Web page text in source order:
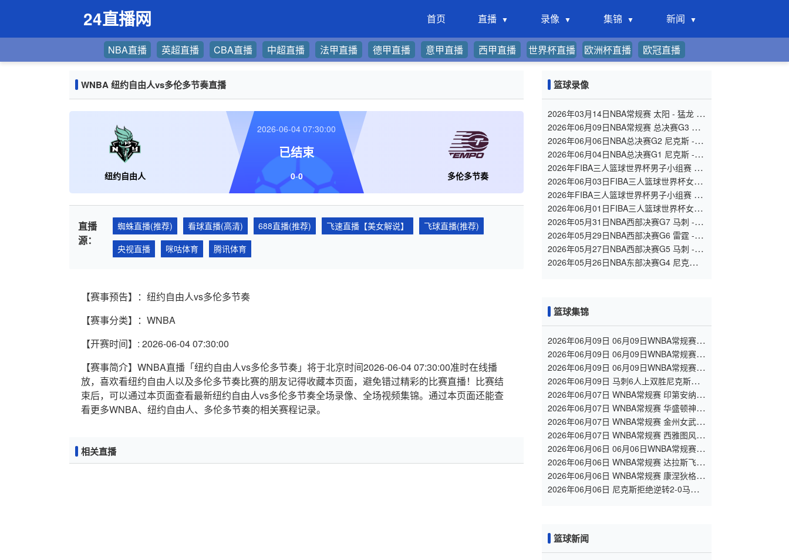
24直播网 首页 直播 录像 集锦 新闻
NBA直播 英超直播 CBA直播 中超直播 法甲直播 德甲直播 意甲直播 西甲直播 世界杯直播 欧洲杯直播 欧冠直播
WNBA 纽约自由人vs多伦多节奏直播
纽约自由人 多伦多节奏
2026-06-04 07:30:00
已结束
0-0
直播
源：
蜘蛛直播(推荐) 看球直播(高清) 688直播(推荐) 飞速直播【美女解说】
飞球直播(推荐)
央视直播
咪咕体育 腾讯体育
【赛事预告】：纽约自由人vs多伦多节奏
【赛事分类】：WNBA
【开赛时间】: 2026-06-04 07:30:00
【赛事简介】WNBA直播「纽约自由人vs多伦多节奏」将于北京时间2026-06-04 07:30:00准时在线播
放，喜欢看纽约自由人以及多伦多节奏比赛的朋友记得收藏本页面，避免错过精彩的比赛直播！比赛结
束后，可以通过本页面查看最新纽约自由人vs多伦多节奏全场录像、全场视频集锦。通过本页面还能查
看更多WNBA、纽约自由人、多伦多节奏的相关赛程记录。
相关直播
篮球录像
2026年03月14日NBA常规赛 太阳 - 猛龙 全
场录像
2026年06月09日NBA常规赛 总决赛G3 马
刺 - 尼克斯 全场录像
2026年06月06日NBA总决赛G2 尼克斯 - 马
刺 全场录像
2026年06月04日NBA总决赛G1 尼克斯 - 马
刺 全场录像
2026年FIBA三人篮球世界杯男子小组赛 德
国三人篮球队 - 中国三人篮球队 全场录像
2026年06月03日FIBA三人篮球世界杯女子
小组赛 菲律宾 - 中国 录像
2026年FIBA三人篮球世界杯男子小组赛 中
国 - 日本 全场录像
2026年06月01日FIBA三人篮球世界杯女子
小组赛 中国 - 德国 全场录像
2026年05月31日NBA西部决赛G7 马刺 - 雷
霆 全场录像
2026年05月29日NBA西部决赛G6 雷霆 - 马
刺 全场录像
2026年05月27日NBA西部决赛G5 马刺 - 雷
霆 全场录像
2026年05月26日NBA东部决赛G4 尼克斯 -
篮球集锦
2026年06月09日 06月09日WNBA常规赛
西雅图风暴 91 - 101 拉斯维加斯王牌 集锦
2026年06月09日 06月09日WNBA常规赛
印第安纳狂热 78 - 76 华盛顿神秘人 全场集
2026年06月09日 06月09日WNBA常规赛
纽约自由人 89 - 80 康涅狄格太阳 全场集锦
2026年06月09日 马刺6人上双胜尼克斯追
至1-2 文班32+8+6 大头32分&末节12分
2026年06月07日 WNBA常规赛 印第安纳狂
热 75 - 83 纽约自由人 全场集锦
2026年06月07日 WNBA常规赛 华盛顿神秘
人 77 - 109 亚特兰大梦想 全场集锦
2026年06月07日 WNBA常规赛 金州女武神
79 - 84 拉斯维加斯王牌 全场集锦
2026年06月07日 WNBA常规赛 西雅图风暴
68 - 88 明尼苏达山猫 全场集锦
2026年06月06日 06月06日WNBA常规赛
菲尼克斯水星78-72波特兰火焰 全场集锦
2026年06月06日 WNBA常规赛 达拉斯飞翼
104 - 96 洛杉矶火花 全场集锦
2026年06月06日 WNBA常规赛 康涅狄格太
阳 80 - 85 芝加哥天空 全场集锦
2026年06月06日 尼克斯拒绝逆转2-0马
篮球新闻